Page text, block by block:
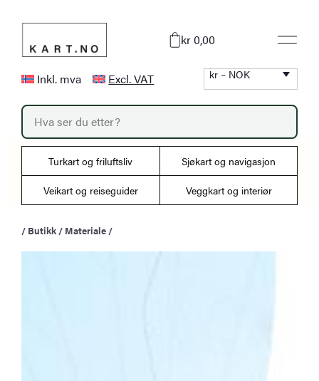
innhold
kr 0,00
Inkl. mva Excl. VAT kr – NOK
P
o
d
t
r
Turkart og friluftsliv Sjøkart og navigasjon
Veikart og reiseguider Veggkart og interiør
/ Butikk / Materiale /